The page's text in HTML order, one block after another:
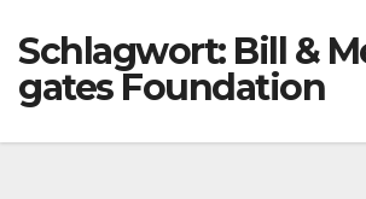
Schlagwort: Bill &
gates Foundation